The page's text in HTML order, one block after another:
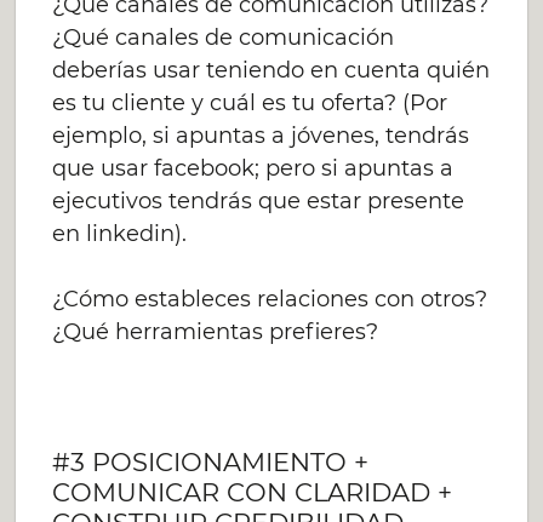
¿Qué canales de comunicación
deberías usar teniendo en cuenta quién
es tu cliente y cuál es tu oferta? (Por
ejemplo, si apuntas a jóvenes, tendrás
que usar facebook; pero si apuntas a
ejecutivos tendrás que estar presente
en linkedin).
¿Cómo estableces relaciones con otros?
¿Qué herramientas prefieres?
#3 POSICIONAMIENTO +
COMUNICAR CON CLARIDAD +